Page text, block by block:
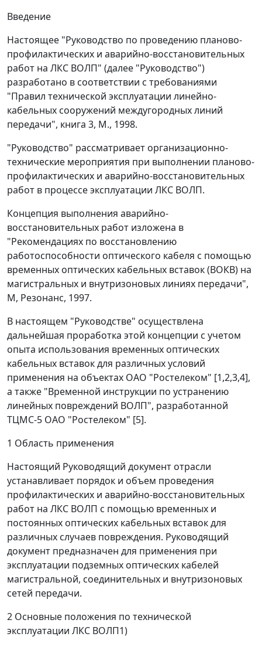
Введение
Настоящее "Руководство по проведению планово-
профилактических и аварийно-восстановительных
работ на ЛКС ВОЛП" (далее "Руководство")
разработано в соответствии с требованиями
"Правил технической эксплуатации линейно-
кабельных сооружений междугородных линий
передачи", книга 3, М., 1998.
"Руководство" рассматривает организационно-
технические мероприятия при выполнении планово-
профилактических и аварийно-восстановительных
работ в процессе эксплуатации ЛКС ВОЛП.
Концепция выполнения аварийно-
восстановительных работ изложена в
"Рекомендациях по восстановлению
работоспособности оптического кабеля с помощью
временных оптических кабельных вставок (ВОКВ) на
магистральных и внутризоновых линиях передачи",
М, Резонанс, 1997.
В настоящем "Руководстве" осуществлена
дальнейшая проработка этой концепции с учетом
опыта использования временных оптических
кабельных вставок для различных условий
применения на объектах ОАО "Ростелеком" [1,2,3,4],
а также "Временной инструкции по устранению
линейных повреждений ВОЛП", разработанной
ТЦМС-5 ОАО "Ростелеком" [5].
1 Область применения
Настоящий Руководящий документ отрасли
устанавливает порядок и объем проведения
профилактических и аварийно-восстановительных
работ на ЛКС ВОЛП с помощью временных и
постоянных оптических кабельных вставок для
различных случаев повреждения. Руководящий
документ предназначен для применения при
эксплуатации подземных оптических кабелей
магистральной, соединительных и внутризоновых
сетей передачи.
2 Основные положения по технической
эксплуатации ЛКС ВОЛП1)